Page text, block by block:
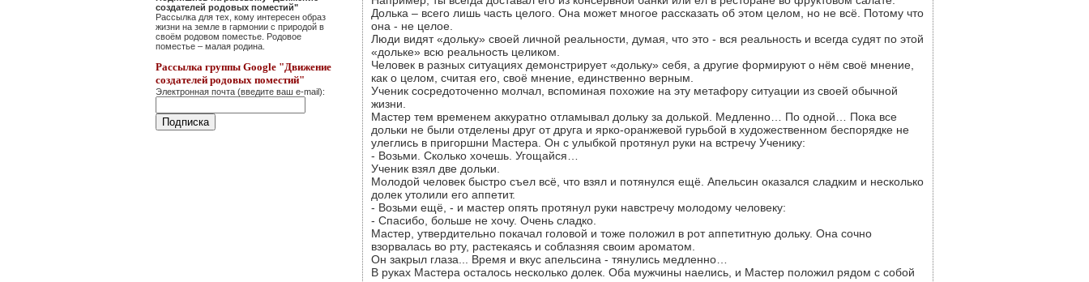
создателей родовых поместий"
Рассылка для тех, кому интересен образ
жизни на земле в гармонии с природой в
своём родовом поместье. Родовое
поместье – малая родина.
Рассылка группы Google "Движение
создателей родовых поместий"
Электронная почта (введите ваш e-mail):
Долька – всего лишь часть целого. Она может многое рассказать об этом целом, но не всё. Потому что
она - не целое.
Люди видят «дольку» своей личной реальности, думая, что это - вся реальность и всегда судят по этой
«дольке» всю реальность целиком.
Человек в разных ситуациях демонстрирует «дольку» себя, а другие формируют о нём своё мнение,
как о целом, считая его, своё мнение, единственно верным.
Ученик сосредоточенно молчал, вспоминая похожие на эту метафору ситуации из своей обычной
жизни.
Мастер тем временем аккуратно отламывал дольку за долькой. Медленно… По одной… Пока все
дольки не были отделены друг от друга и ярко-оранжевой гурьбой в художественном беспорядке не
улеглись в пригоршни Мастера. Он с улыбкой протянул руки на встречу Ученику:
- Возьми. Сколько хочешь. Угощайся…
Ученик взял две дольки.
Молодой человек быстро съел всё, что взял и потянулся ещё. Апельсин оказался сладким и несколько
долек утолили его аппетит.
- Возьми ещё, - и мастер опять протянул руки навстречу молодому человеку:
- Спасибо, больше не хочу. Очень сладко.
Мастер, утвердительно покачал головой и тоже положил в рот аппетитную дольку. Она сочно
взорвалась во рту, растекаясь и соблазняя своим ароматом.
Он закрыл глаза... Время и вкус апельсина - тянулись медленно…
В руках Мастера осталось несколько долек. Оба мужчины наелись, и Мастер положил рядом с собой